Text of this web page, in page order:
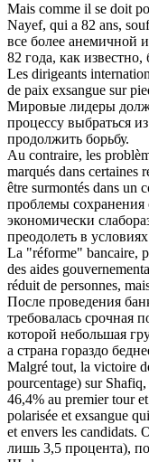
Mais comme il se doit
Nayef, qui a 82 ans,
все более анемичной
82 года, как
Les dirigeants
de paix exsangue sur
Мировые лидеры
процессу выбраться
продолжить борьбу.
Au contraire, les
marqués dans certaines
être surmontés dans un
проблемы
экономически
преодолеть в
La "réforme" bancaire,
des aides
réduit de personnes,
После проведения
требовалась срочная
которой небольшая
а страна гораздо
Malgré tout, la victoire
pourcentage) sur
46,4% au premier tour
polarisée et exsangue
et envers les candidats.
лишь 3,5 процента),